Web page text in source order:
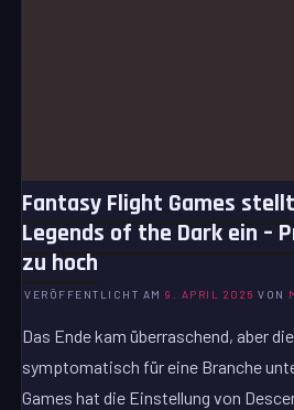
Fantasy Flight Games
Legends of the Dark ein –
zu hoch
VERÖFFENTLICHT AM9. APRIL 2026 VON
Das Ende kam überraschend, aber
symptomatisch für eine Branche
Games hat die Einstellung von